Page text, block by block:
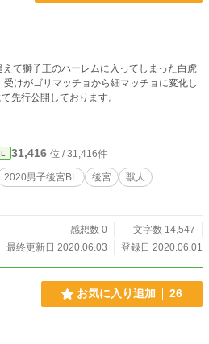
て先行公開しております。
31,416 位 / 31,416件
2020男子後宮BL 後宮
獣人
感想数 0
文字数 14,547
最終更新日 2020.06.03
登録日 2020.06.01
お気に入り追加 26